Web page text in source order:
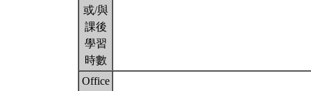
或/與
課後
學習
時數
Office